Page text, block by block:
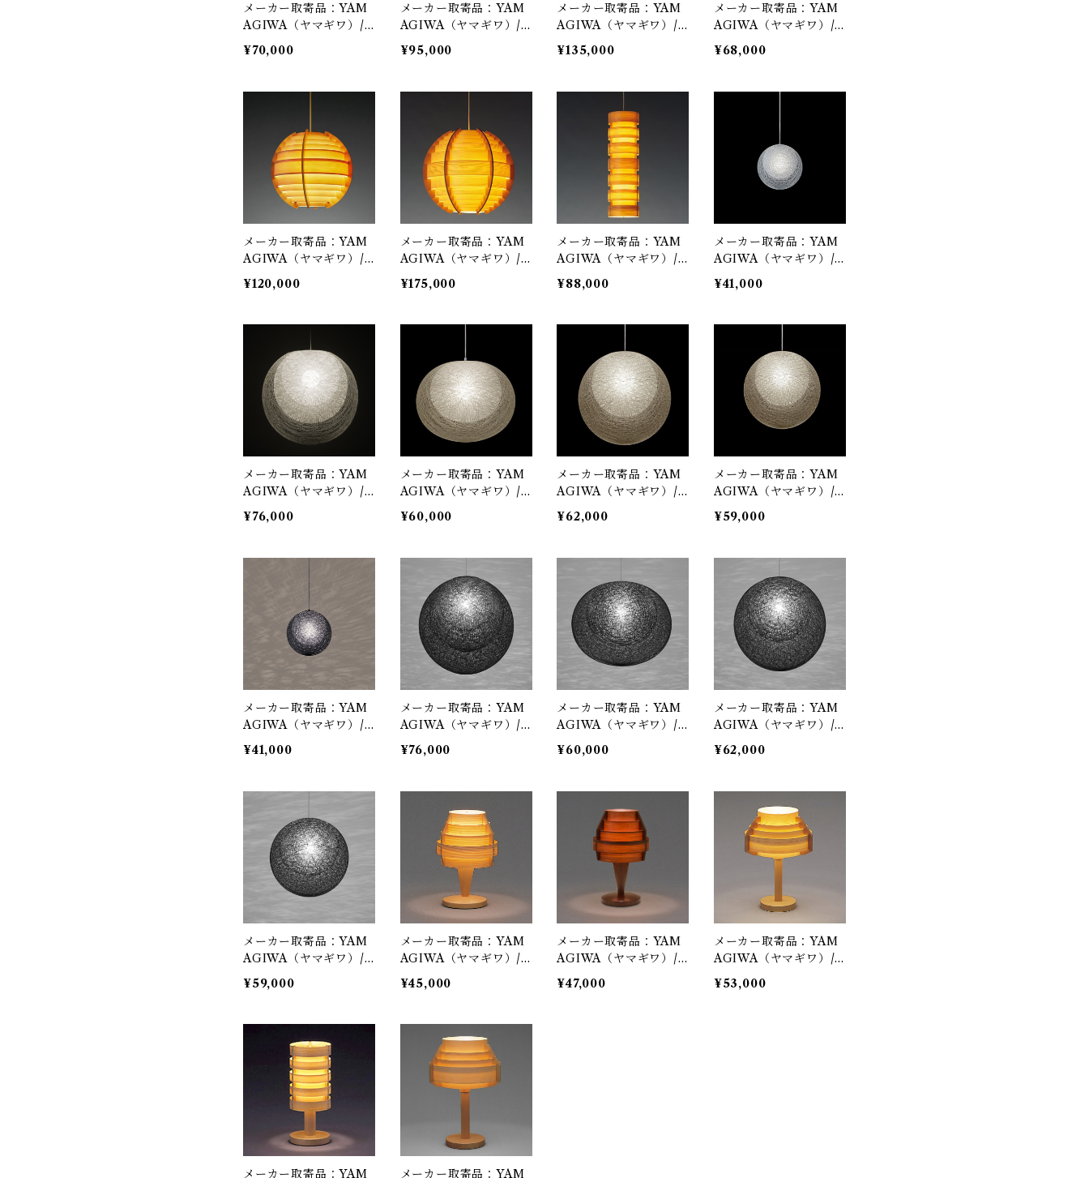
メーカー取寄品：YAM
AGIWA（ヤマギワ）/
323F-218 / Jakobsson
Lamp（ヤコブソンラン
Hans-Agne Jakobsson
¥70,000
メーカー取寄品：YAM
AGIWA（ヤマギワ）/
323F-222 / Jakobsson
Lamp（ヤコブソンラン
Hans-Agne Jakobsson
¥95,000
メーカー取寄品：YAM
AGIWA（ヤマギワ）/
323F-221 / Jakobsson
Lamp（ヤコブソンラン
Hans-Agne Jakobsson
/ ペンダント照明
¥135,000
メーカー取寄品：YAM
AGIWA（ヤマギワ）/
323F-269 / Jakobsson
Lamp（ヤコブソンラン
Hans-Agne Jakobsson
¥68,000
メーカー取寄品：YAM
AGIWA（ヤマギワ）/
323F-268 / Jakobsson
Lamp（ヤコブソンラン
Hans-Agne Jakobsson
/ ペンダント照明
¥120,000
メーカー取寄品：YAM
AGIWA（ヤマギワ）/
323F-224 / Jakobsson
Lamp（ヤコブソンラン
Hans-Agne Jakobsson
¥175,000
メーカー取寄品：YAM
AGIWA（ヤマギワ）/
323F-227 / Jakobsson
Lamp（ヤコブソンラン
Hans-Agne Jakobsson
/ ペンダント照明
¥88,000
メーカー取寄品：YAM
AGIWA（ヤマギワ）/
321P2948W / MAYUH
ANA（マユハナ）mini
（イトウトヨオ・TOY
¥41,000
メーカー取寄品：YAM
AGIWA（ヤマギワ）/
321P2909W / MAYUH
ANA（マユハナ）三重
東 豊雄（イトウトヨ
¥76,000
メーカー取寄品：YAM
AGIWA（ヤマギワ）/
321P2912W / MAYUH
ANA（マユハナ）二重
東 豊雄（イトウトヨ
オ・TOYO ITO）/ ペ
ンダント照明
¥60,000
メーカー取寄品：YAM
AGIWA（ヤマギワ）/
321P2910W / MAYUH
ANA（マユハナ）二重
東 豊雄（イトウトヨ
ンダント照明
¥62,000
メーカー取寄品：YAM
AGIWA（ヤマギワ）/
321P2911W / MAYUH
ANA（マユハナ）二重
東 豊雄（イトウトヨ
オ・TOYO ITO）/ ペ
ンダント照明
¥59,000
メーカー取寄品：YAM
AGIWA（ヤマギワ）/
321P2948B / MAYUH
ANA（マユハナ）mini
（イトウトヨオ・TOY
明
¥41,000
メーカー取寄品：YAM
AGIWA（ヤマギワ）/
321P2909B / MAYUH
ANA（マユハナ）三重
東 豊雄（イトウトヨ
オ・TOYO ITO）/ ペ
ンダント照明
¥76,000
メーカー取寄品：YAM
AGIWA（ヤマギワ）/
321P2912B / MAYUH
ANA（マユハナ）二重
東 豊雄（イトウトヨ
オ・TOYO ITO）/ ペ
ンダント照明
¥60,000
メーカー取寄品：YAM
AGIWA（ヤマギワ）/
321P2910B / MAYUH
ANA（マユハナ）二重
東 豊雄（イトウトヨ
オ・TOYO ITO）/ ペ
ンダント照明
¥62,000
メーカー取寄品：YAM
AGIWA（ヤマギワ）/
321P2911B / MAYUHA
NA（マユハナ）二重Φ3
豊雄（イトウトヨオ・T
OYO ITO）/ ペンダン
¥59,000
メーカー取寄品：YAM
AGIWA（ヤマギワ）/
323S2517 / Jakobsson
Lamp（ヤコブソンラン
Hans-Agne Jakobsson
/ テーブル照明
¥45,000
メーカー取寄品：YAM
AGIWA（ヤマギワ）/
323S2517H / Jakobsso
n Lamp（ヤコブソンラ
¥47,000
メーカー取寄品：YAM
AGIWA（ヤマギワ）/
323S2904 / Jakobsson
Lamp（ヤコブソンラン
¥53,000
メーカー取寄品：YAM メーカー取寄品：YAM